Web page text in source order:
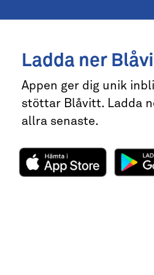
Ladda ner
Appen ger dig unik
stöttar Blåvitt. Ladda
allra senaste.